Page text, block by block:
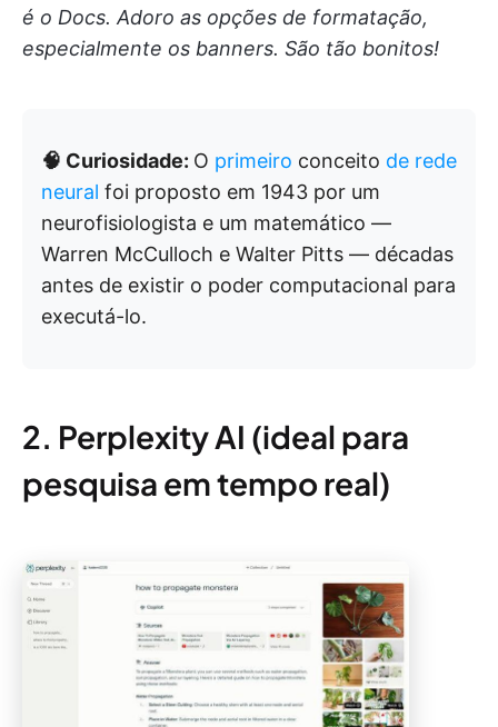
é o Docs. Adoro as opções de formatação,
especialmente os banners. São tão bonitos!
🧠 Curiosidade: O primeiro conceito de rede
neural foi proposto em 1943 por um
neurofisiologista e um matemático —
Warren McCulloch e Walter Pitts — décadas
antes de existir o poder computacional para
executá-lo.
2. Perplexity AI (ideal para
pesquisa em tempo real)